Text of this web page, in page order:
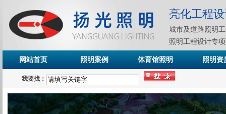
亮化工程
城市及道路照明
照明工程设计专
网站首页 照明案例 体育馆照明 照明资
我要找：